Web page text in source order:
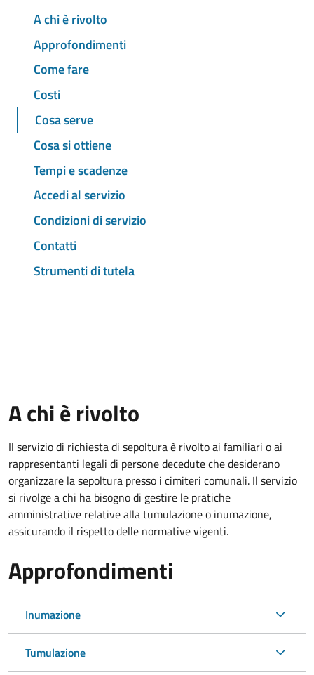
A chi è rivolto
Approfondimenti
Come fare
Costi
Cosa serve
Cosa si ottiene
Tempi e scadenze
Accedi al servizio
Condizioni di servizio
Contatti
Strumenti di tutela
A chi è rivolto
Il servizio di richiesta di sepoltura è rivolto ai familiari o ai
rappresentanti legali di persone decedute che desiderano
organizzare la sepoltura presso i cimiteri comunali. Il servizio
si rivolge a chi ha bisogno di gestire le pratiche
amministrative relative alla tumulazione o inumazione,
assicurando il rispetto delle normative vigenti.
Approfondimenti
Inumazione
Tumulazione